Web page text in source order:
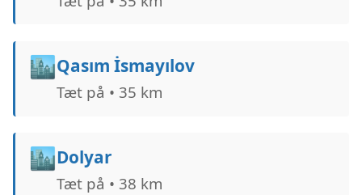
🏙️Qasım İsmayılov
Tæt på • 35 km
🏙️Dolyar
Tæt på • 38 km